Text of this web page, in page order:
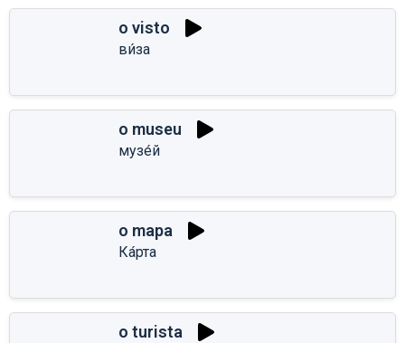
o visto
ви́за
o museu
музе́й
o mapa
Ка́рта
o turista